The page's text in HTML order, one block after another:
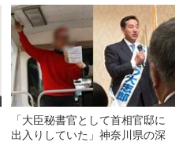
30年》
「大臣秘書官として首相官邸に
出入りしていた」神奈川県の深